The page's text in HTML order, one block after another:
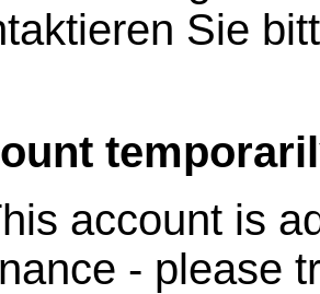
Sie
account is
- please